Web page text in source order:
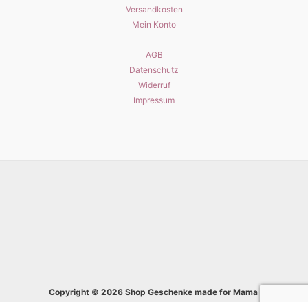
Versandkosten
Mein Konto
AGB
Datenschutz
Widerruf
Impressum
Copyright © 2026 Shop Geschenke made for Mama